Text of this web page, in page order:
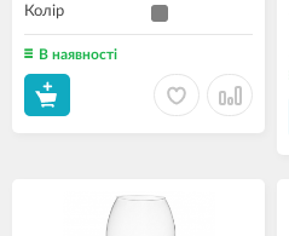
Колір
В наявності